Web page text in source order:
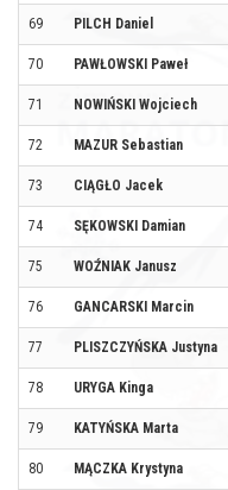
69 PILCH Daniel
70 PAWŁOWSKI Paweł
71 NOWIŃSKI Wojciech
72 MAZUR Sebastian
73 CIĄGŁO Jacek
74 SĘKOWSKI Damian
75 WOŹNIAK Janusz
76 GANCARSKI Marcin
77 PLISZCZYŃSKA Justyna
78 URYGA Kinga
79 KATYŃSKA Marta
80 MĄCZKA Krystyna